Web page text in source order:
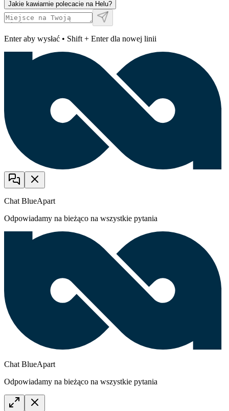
Jakie kawiarnie polecacie na Helu?
Enter aby wysłać • Shift + Enter dla nowej linii
Chat BlueApart
Odpowiadamy na bieżąco na wszystkie pytania
Chat BlueApart
Odpowiadamy na bieżąco na wszystkie pytania